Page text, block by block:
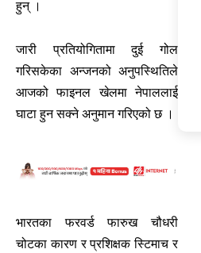
हुन् ।
जारी प्रतियोगितामा दुई गोल
गरिसकेका अन्जनको अनुपस्थितिले
आजको फाइनल खेलमा नेपाललाई
घाटा हुन सक्ने अनुमान गरिएको छ ।
भारतका फरवर्ड फारुख चौधरी
चोटका कारण र प्रशिक्षक स्टिमाच र